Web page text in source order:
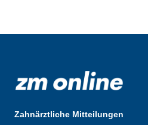
Zahnärztliche Mitteilungen